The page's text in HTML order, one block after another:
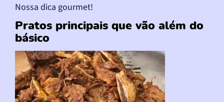
Nossa dica gourmet!
Pratos principais que vão além do
básico